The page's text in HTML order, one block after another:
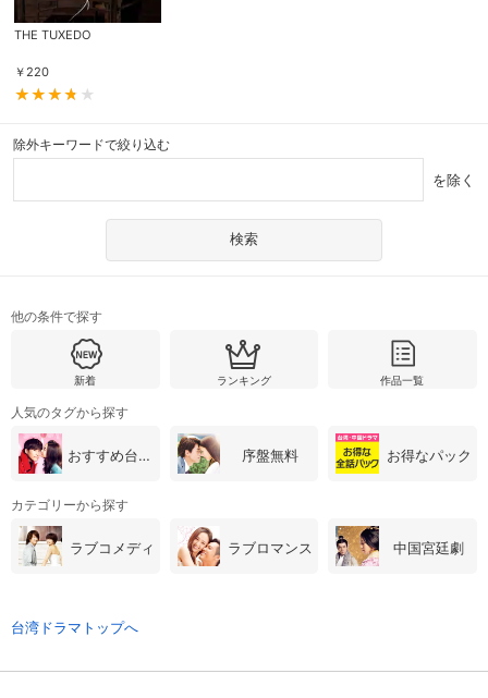
THE TUXEDO
￥ 220
除外キーワードで絞り込む
を除く
他の条件で探す
新着 ランキング 作品一覧
人気のタグから探す
おすすめ台湾・中国ドラマ 序盤無料 お得なパック
カテゴリーから探す
ラブコメディ ラブロマンス 中国宮廷劇
台湾ドラマトップへ